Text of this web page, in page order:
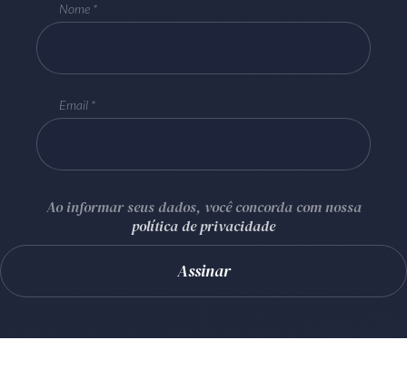
Nome
Email
Ao informar seus dados, você concorda com nossa
política de privacidade